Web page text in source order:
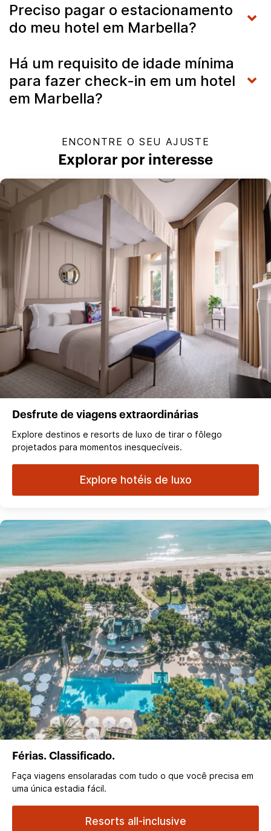
Preciso pagar o estacionamento
do meu hotel em Marbella?
Há um requisito de idade mínima
para fazer check-in em um hotel
em Marbella?
ENCONTRE O SEU AJUSTE
Explorar por interesse
Desfrute de viagens extraordinárias
Explore destinos e resorts de luxo de tirar o fôlego
projetados para momentos inesquecíveis.
Explore hotéis de luxo
Férias. Classificado.
Faça viagens ensolaradas com tudo o que você precisa em
uma única estadia fácil.
Resorts all-inclusive